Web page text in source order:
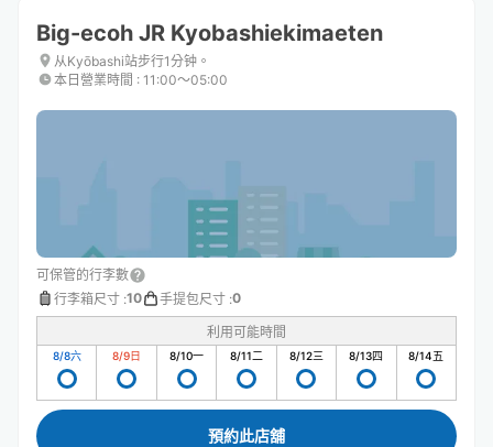
Big-ecoh JR Kyobashiekimaeten
从Kyōbashi站步行1分钟。
本日營業時間 : 11:00〜05:00
可保管的行李數
行李箱尺寸 :10 手提包尺寸 :0
利用可能時間
8/8六 8/9日 8/10一 8/11二 8/12三 8/13四 8/14五
預約此店舖